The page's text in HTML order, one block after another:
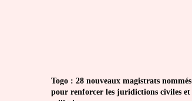
Togo : 28 nouveaux magistrats nommés
pour renforcer les juridictions civiles et